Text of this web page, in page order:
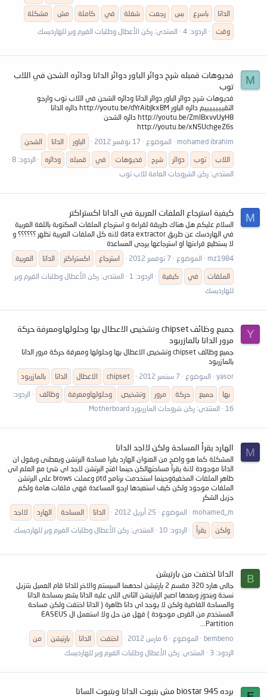
الداتا
باسرع بس رجعت شغلة في كاملة مش
مشكلة
وقت
الردود: 4 المنتدى: ركن الأعطال وطلبات الفيرم وير للهارديسك
M
فديوهات قمبله شرح دوائر الباور دوائر الداتا ودائره الشحن في اللاب
توب
فديوهات شرح دوائر الباور دوائر الداتا ودائره الشحن في اللاب توب وارجو
التقيييييييم دائره الباور http://youtu.be/dYrAibJkxBM دائره الداتا
http://youtu.be/ZmlBxvvUyH8 دائره الشحن
http://youtu.be/xN5UchgeZ6s
mohamed ibrahim
الموضوع 17 نوفمبر 2012 الباور الداتا
الشحن
اللاب
توب دوائر شرح فديوهات في قمبله ودائره
الردود: 8
المنتدى: ركن الشروحات العامة للاب توب
M كيفية استرجاع الملفات العربية في الداتا اكستراكتر
السلام عليكم هل هناك طريقة لقراءة و استرجاع الملفات المكتوبة باللغة العربية
في الهاردسك عن طريق data extractor لانه كل الملفات العربية تظهر ؟؟؟؟؟؟ و
لا يستطيع قراءتها او استرجاعها يرجى المساعدة
mz1984
الموضوع 7 نوفمبر 2012 استرجاع اكستراكتر الداتا
العربية
الملفات
في كيفية الردود: 1 المنتدى: ركن الأعطال وطلبات الفيرم وير
للهارديسك
Y
جميع وظائف chipset وتشخيص الاعطال بها وحلولهاومعرفة حركة
مرور الداتا بالمازربود
جميع وظائف chipset وتشخيص الاعطال بها وحلولها ومعرفة حركة مرور الداتا
بالمازربود
yasor
الموضوع 7 سبتمبر 2012 chipset الاعطال الداتا
بالمازربود
بها
جميع حركة مرور وتشخيص وحلولهاومعرفة وظائف
الردود:
16
المنتدى: ركن شروحات المازربورد Motherboard
M الهارد يقرأ المساحة ولكن لااجد الداتا
المشكلة كما هو واضح من العنوان الهارد يقرا مساحة البرتشن ويعطنى ويقول ان
الداتا موجودة لانة يقرأ مساحتهالكن حينما افتح البرتشن لاجد اى شئ مع العلم انى
ظاهر الملفات المخفيةوحينما استخدمت برنامج ptd وعملت brows على البرتشن
الملفات موجود ولكن كيف استعيدها ارجو المساعدة فهى ملفات هامة ولكم
جزيل الشكر
mohamed_m
الموضوع 25 أبريل 2012 الداتا المساحة الهارد
لااجد
ولكن
يقرأ الردود: 10 المنتدى: ركن الأعطال وطلبات الفيرم وير للهارديسك
B الداتا اختفت من بارتيشن
جالى هارد 320 مقسم 2 بارتيشن احدهما السيستم والاخر للداتا قام العميل بتنزيل
نسخة ويندوز وبعدها اصبح البارتيشن الثانى اللى عليه الداتا يشعر بمساحة الداتا
والمساحة الفاضية ولكن لا يوجد اى داتا ظاهرة ( الداتا اختفت ولكن مساحة
المستخدم من القرص موجودة ) فهل من حل ولا استعمل ال EASEUS
Partition...
bembeno
الموضوع 6 مارس 2012 اختفت الداتا بارتيشن
من
الردود: 3
المنتدى: ركن الأعطال وطلبات الفيرم وير للهارديسك
برده biostar 945 مش بتبوت الداتا وبتبوت الساتا